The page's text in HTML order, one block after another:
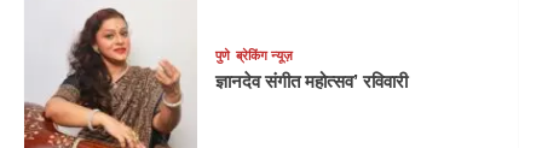
पुणे ब्रेकिंग न्यूज़
ज्ञानदेव संगीत महोत्सव’ रविवारी